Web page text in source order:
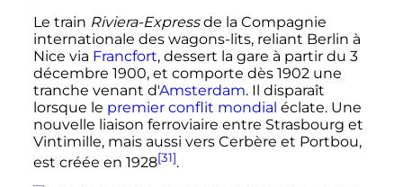
Le train Riviera-Expressde la Compagnie
internationale des wagons-lits, reliant Berlin à
Nice via Francfort, dessert la gare à partir du 3
décembre 1900, et comporte dès 1902 une
tranche venant d'Amsterdam. Il disparaît
lorsque le premier conflit mondial éclate. Une
nouvelle liaison ferroviaire entre Strasbourg et
Vintimille, mais aussi vers Cerbère et Portbou,
est créée en 1928[31].